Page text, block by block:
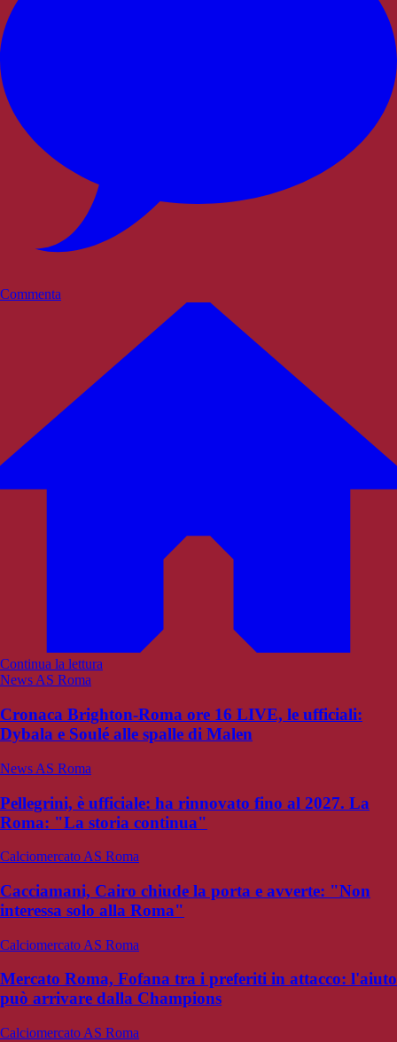
Commenta
Continua la lettura
News AS Roma
Cronaca Brighton-Roma ore 16 LIVE, le ufficiali:
Dybala e Soulé alle spalle di Malen
News AS Roma
Pellegrini, è ufficiale: ha rinnovato fino al 2027. La
Roma: "La storia continua"
Calciomercato AS Roma
Cacciamani, Cairo chiude la porta e avverte: "Non
interessa solo alla Roma"
Calciomercato AS Roma
Mercato Roma, Fofana tra i preferiti in attacco: l'aiuto
può arrivare dalla Champions
Calciomercato AS Roma